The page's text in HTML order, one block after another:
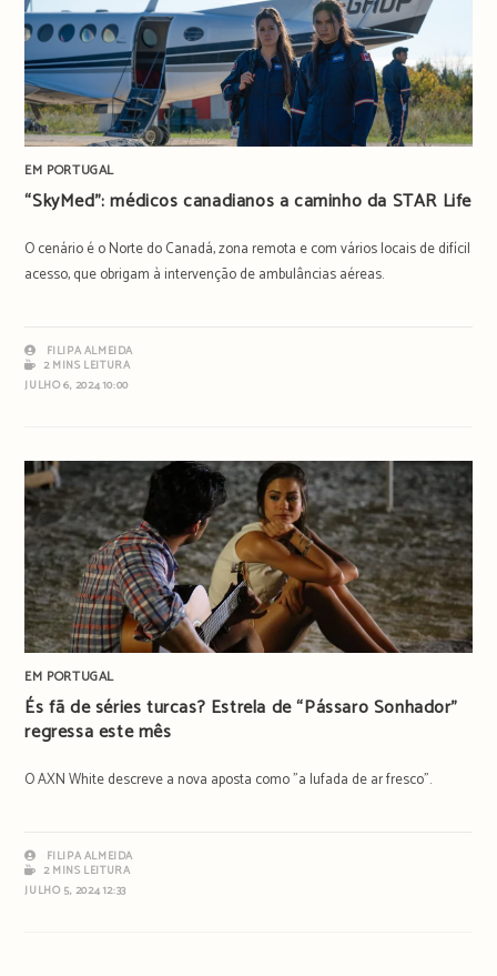
EM PORTUGAL
“SkyMed”: médicos canadianos a caminho da STAR Life
O cenário é o Norte do Canadá, zona remota e com vários locais de difícil
acesso, que obrigam à intervenção de ambulâncias aéreas.
FILIPA ALMEIDA
2 MINS LEITURA
JULHO 6, 2024 10:00
EM PORTUGAL
És fã de séries turcas? Estrela de “Pássaro Sonhador”
regressa este mês
O AXN White descreve a nova aposta como "a lufada de ar fresco".
FILIPA ALMEIDA
2 MINS LEITURA
JULHO 5, 2024 12:33